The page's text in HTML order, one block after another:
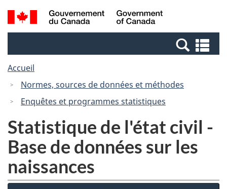
Passer
au
Passer
à
Canada
Recherche
et
et
Accueil
Normes, sources de données et méthodes
Enquêtes et programmes statistiques
Statistique de l'état civil -
Base de données sur les
naissances